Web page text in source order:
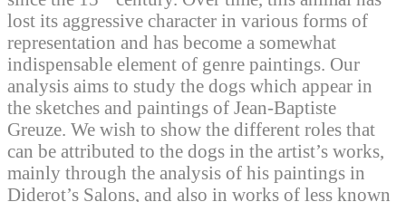
lost its aggressive character in various forms of
representation and has become a somewhat
indispensable element of genre paintings. Our
analysis aims to study the dogs which appear in
the sketches and paintings of Jean-Baptiste
Greuze. We wish to show the different roles that
can be attributed to the dogs in the artist’s works,
mainly through the analysis of his paintings in
Diderot’s Salons, and also in works of less known